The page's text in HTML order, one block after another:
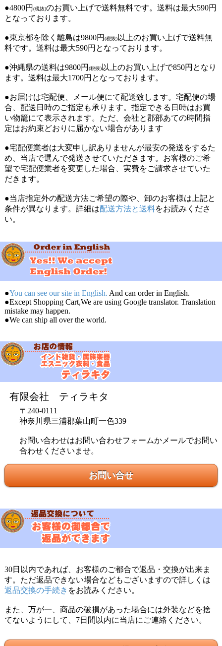
●4800円 (税抜)のお買い上げで送料無料です。送料は最大590円
となっております。
●東京都を除く離島は9800円 (税抜)以上のお買い上げで送料無
料です。送料は最大590円となっております。
●沖縄県の送料は9800円 (税抜)以上のお買い上げで850円となり
ます。送料は最大1700円となっております。
●お届けは宅配便、メール便にて配送致します。宅配便の場
合、配送日時のご指定も承ります。指定できる日時はお買
い物籠にて表示されます。ただ、会社と郡部あての時間指
定はお約束どおりに届かない場合があります
●宅配便業者は大変申し訳ありませんが最安の発送をするた
め、当店で選んで発送させていただきます。お客様のご希
望で宅配便業者を変更した場合、実費をご請求させていた
だきます。
●当店指定外の配送方法ご希望の際や、卸のお客様は上記と
条件が異なります。詳細は配送方法と送料をお読みくださ
い。
●You can see our site in English. And can order in English.
●Except Shopping Cart,We are using Google translator. Translation
mistake may happen.
●We can ship all over the world.
有限会社 ティラキタ
〒240-0111
神奈川県三浦郡葉山町一色339
お問い合わせはお問い合わせフォームかメールでお問い
合わせくださいませ。
お問い合せ
30日以内であれば、お客様のご都合で返品・交換が出来ま
す。ただ返品できない場合などもございますので詳しくは
返品交換の手続き をお読みください。
また、万が一、商品の破損があった場合には外装などを捨
てないようにして、7日間以内に当店にご連絡ください。